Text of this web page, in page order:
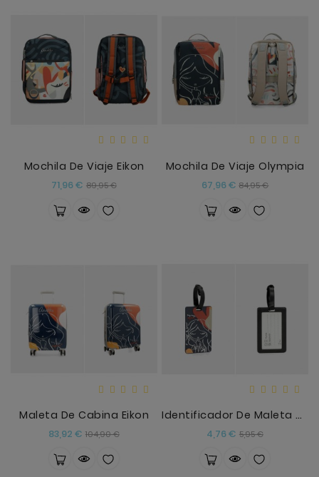
Mochila De Viaje Eikon
71,96 € Precio
89,95 €Precio
Mochila De Viaje Olympia
67,96 € Precio
84,95 €Precio
Maleta De Cabina Eikon
83,92 € Precio
104,90 €Precio
Identificador De Maleta Olympia
4,76 € Precio
5,95 €Precio